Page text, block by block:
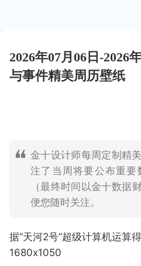
2026年07月06日-2026
与事件精美周历壁纸
金十设计师每周定制精
注了当周将要公布重要
（最终时间以金十数据
便您随时关注。
据“天河2号”超级计算机运算
1680x1050